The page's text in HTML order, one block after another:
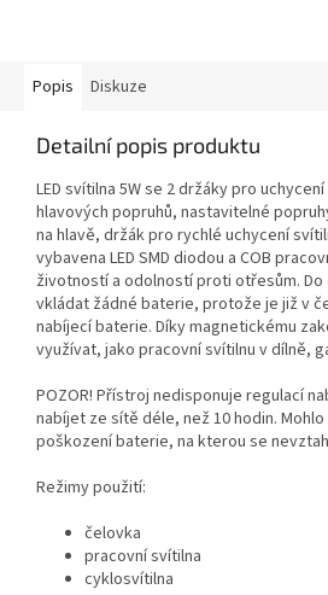
Popis Diskuze
Detailní popis produktu
LED svítilna 5W se 2 držáky pro
hlavových popruhů, nastavitelné
na hlavě, držák pro rychlé uchycení
vybavena LED SMD diodou a COB
životností a odolností proti otřesům.
vkládat žádné baterie, protože je již v
nabíjecí baterie. Díky magnetickému
využívat, jako pracovní svítilnu v dílně,
POZOR! Přístroj nedisponuje regulací
nabíjet ze sítě déle, než 10 hodin.
poškození baterie, na kterou se
Režimy použití:
čelovka
pracovní svítilna
cyklosvítilna